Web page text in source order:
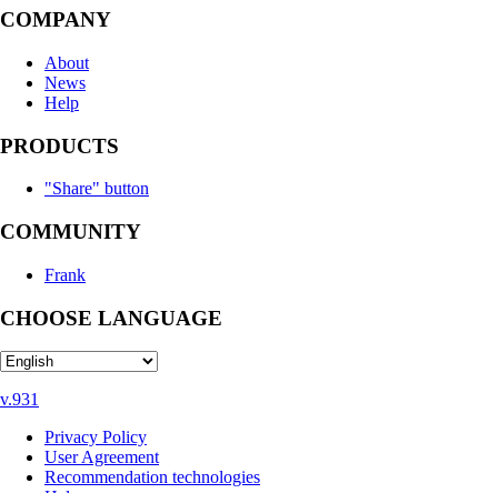
COMPANY
About
News
Help
PRODUCTS
"Share" button
COMMUNITY
Frank
CHOOSE LANGUAGE
v.931
Privacy Policy
User Agreement
Recommendation technologies